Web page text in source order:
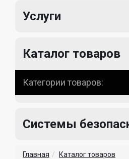
Услуги
Каталог товаров
Категории товаров:
Системы
Главная
Каталог товаров